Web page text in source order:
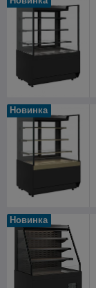
Новинка
Новинка